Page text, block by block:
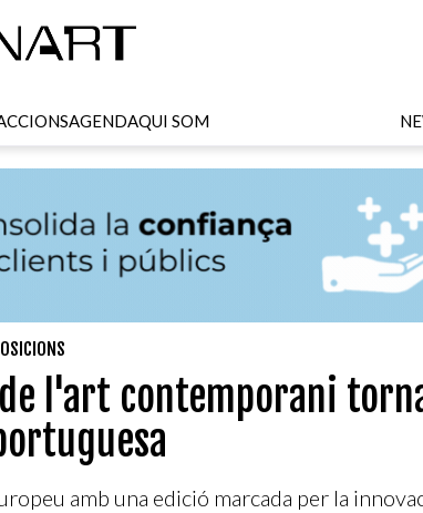
AGENDAQUI SOM
l'art contemporani
amb una edició marcada per la